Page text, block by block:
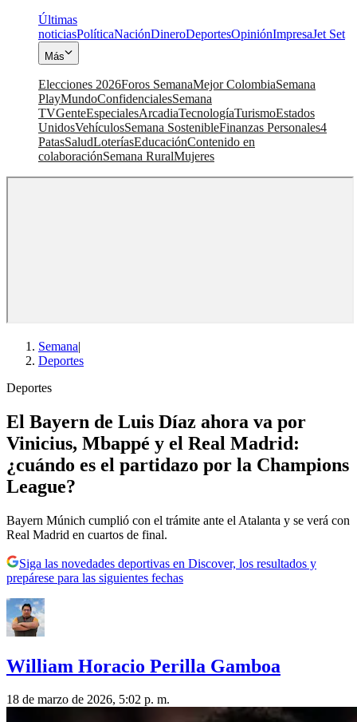
Últimas
noticiasPolíticaNaciónDineroDeportesOpiniónImpresaJet Set
Más
Elecciones 2026Foros SemanaMejor ColombiaSemana
PlayMundoConfidencialesSemana
TVGenteEspecialesArcadiaTecnologíaTurismoEstados
UnidosVehículosSemana SostenibleFinanzas Personales4
PatasSaludLoteríasEducaciónContenido en
colaboraciónSemana RuralMujeres
Semana|
Deportes
Deportes
El Bayern de Luis Díaz ahora va por
Vinicius, Mbappé y el Real Madrid:
¿cuándo es el partidazo por la Champions
League?
Bayern Múnich cumplió con el trámite ante el Atalanta y se verá con
Real Madrid en cuartos de final.
Siga las novedades deportivas en Discover, los resultados y
prepárese para las siguientes fechas
William Horacio Perilla Gamboa
18 de marzo de 2026, 5:02 p. m.